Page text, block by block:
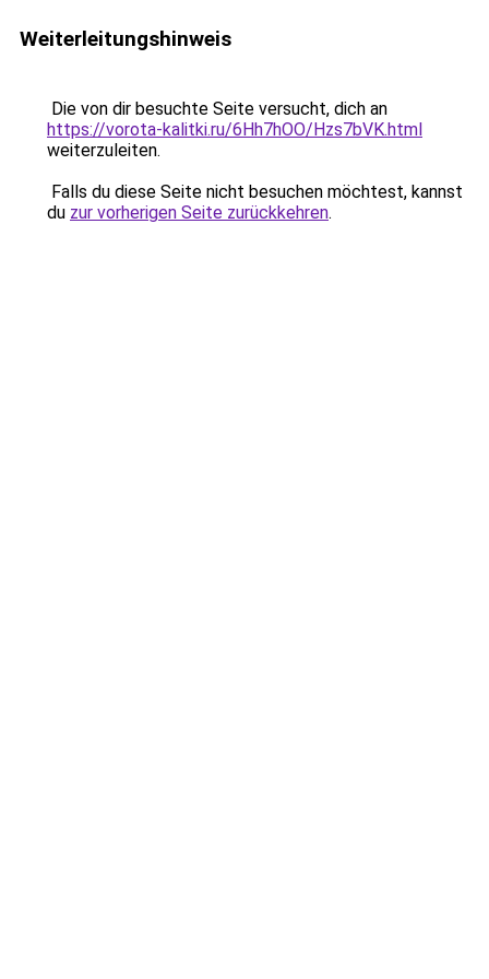
Weiterleitungshinweis
Die von dir besuchte Seite versucht, dich an
https://vorota-kalitki.ru/6Hh7hOO/Hzs7bVK.html
weiterzuleiten.
Falls du diese Seite nicht besuchen möchtest, kannst
du zur vorherigen Seite zurückkehren.